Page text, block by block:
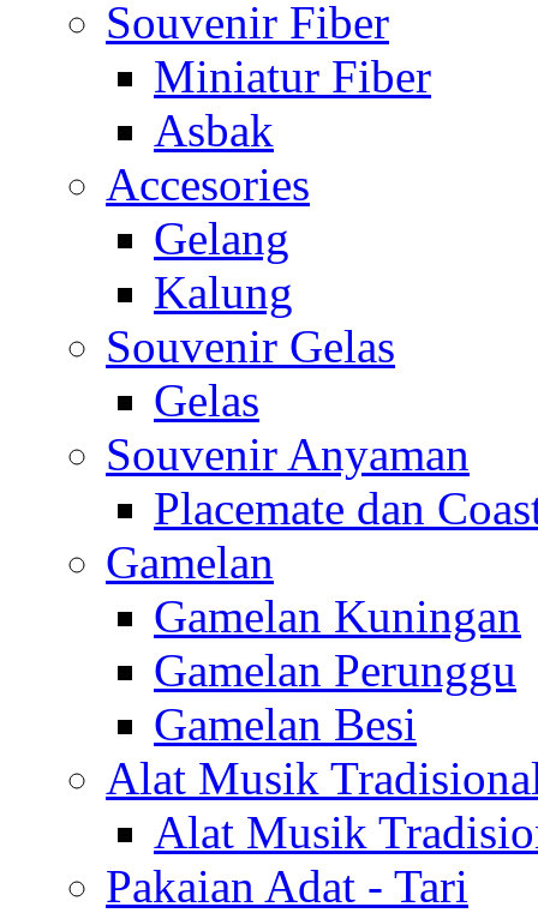
Souvenir Fiber
Miniatur Fiber
Asbak
Accesories
Gelang
Kalung
Souvenir Gelas
Gelas
Souvenir Anyaman
Placemate dan
Gamelan
Gamelan Kuningan
Gamelan Perunggu
Gamelan Besi
Alat Musik
Alat Musik
Pakaian Adat - Tari